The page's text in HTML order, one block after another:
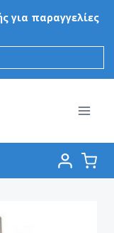
για παραγγελίες